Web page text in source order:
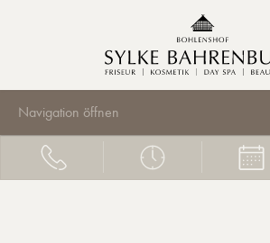
Navigation öffnen